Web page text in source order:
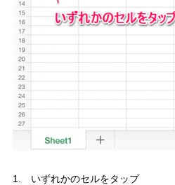
1. いずれかのセルをタップ